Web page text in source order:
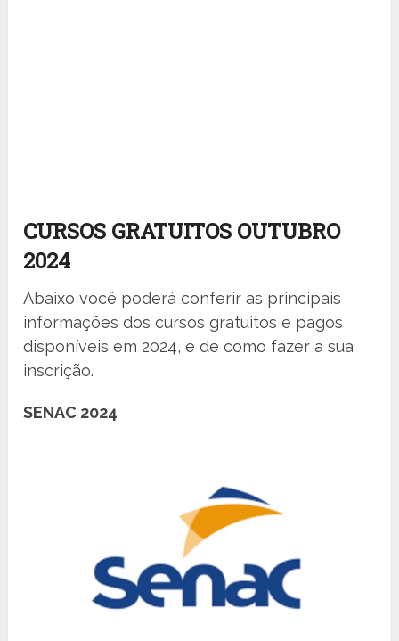
CURSOS GRATUITOS OUTUBRO
2024
Abaixo você poderá conferir as principais
informações dos cursos gratuitos e pagos
disponíveis em 2024, e de como fazer a sua
inscrição.
SENAC 2024